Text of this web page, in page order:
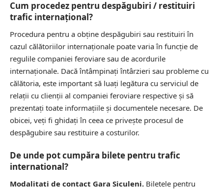
Cum procedez pentru despăgubiri / restituiri
trafic internațional?
Procedura pentru a obține despăgubiri sau restituiri în
cazul călătoriilor internaționale poate varia în funcție de
regulile companiei feroviare sau de acordurile
internaționale. Dacă întâmpinați întârzieri sau probleme cu
călătoria, este important să luați legătura cu serviciul de
relații cu clienții al companiei feroviare respective și să
prezentați toate informațiile și documentele necesare. De
obicei, veți fi ghidați în ceea ce privește procesul de
despăgubire sau restituire a costurilor.
De unde pot cumpăra bilete pentru trafic
international?
Modalitati de contact Gara Siculeni. Biletele pentru